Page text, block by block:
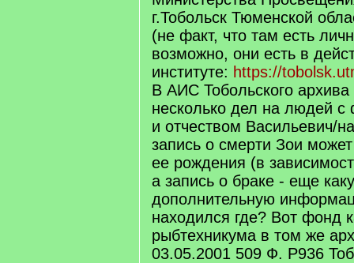
г.Тобольск Тюменской
(не факт, что там есть
возможно, они есть в
институте: https://
В АИС Тобольского архива
несколько дел на людей
и отчеством Васильевич/
запись о смерти Зои
ее рождения (в
а запись о браке - еще
дополнительную
находился где? Вот фонд
рыбтехникума в том же
03.05.2001 509 Ф. Р936